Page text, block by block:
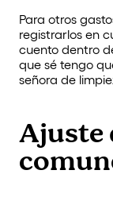
Para otros
registrarlos en
cuento dentro
que sé tengo
señora de
Ajuste